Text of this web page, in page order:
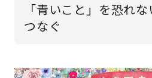
「青いこと」を恐れ
つなぐ